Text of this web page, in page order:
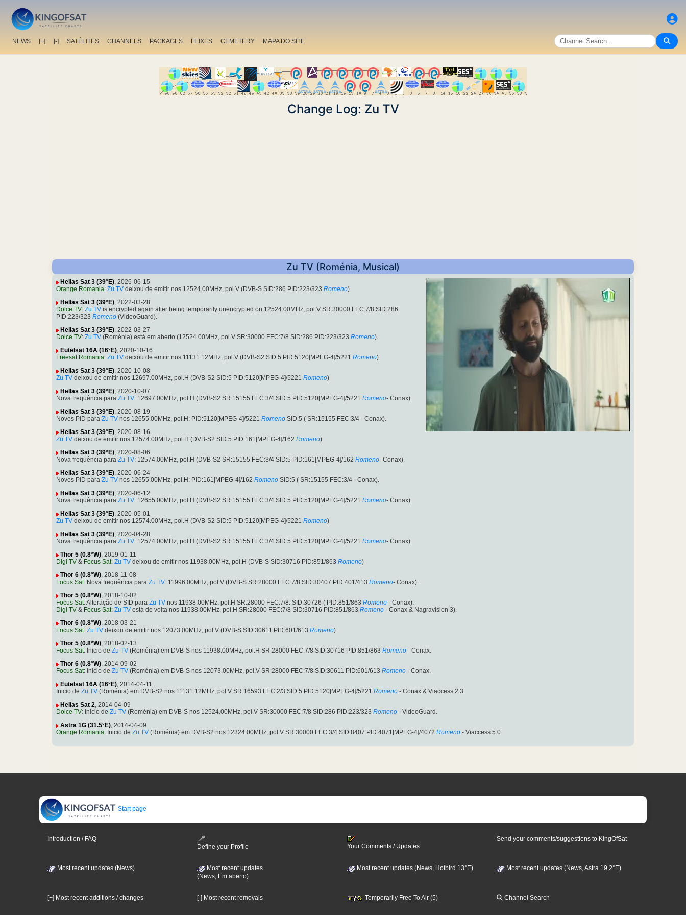
NEWS [+] [-] SATÉLITES CHANNELS PACKAGES FEIXES CEMETERY MAPA DO SITE
Change Log: Zu TV
Zu TV (Roménia, Musical)
Hellas Sat 3 (39°E), 2026-06-15
Orange Romania: Zu TV deixou de emitir nos 12524.00MHz, pol.V (DVB-S SID:286 PID:223/323 Romeno)
Hellas Sat 3 (39°E), 2022-03-28
Dolce TV: Zu TV is encrypted again after being temporarily unencrypted on 12524.00MHz, pol.V SR:30000 FEC:7/8 SID:286
PID:223/323 Romeno (VideoGuard).
Hellas Sat 3 (39°E), 2022-03-27
Dolce TV: Zu TV (Roménia) está em aberto (12524.00MHz, pol.V SR:30000 FEC:7/8 SID:286 PID:223/323 Romeno).
Eutelsat 16A (16°E), 2020-10-16
Freesat Romania: Zu TV deixou de emitir nos 11131.12MHz, pol.V (DVB-S2 SID:5 PID:5120[MPEG-4]/5221 Romeno)
Hellas Sat 3 (39°E), 2020-10-08
Zu TV deixou de emitir nos 12697.00MHz, pol.H (DVB-S2 SID:5 PID:5120[MPEG-4]/5221 Romeno)
Hellas Sat 3 (39°E), 2020-10-07
Nova frequência para Zu TV: 12697.00MHz, pol.H (DVB-S2 SR:15155 FEC:3/4 SID:5 PID:5120[MPEG-4]/5221 Romeno- Conax).
Hellas Sat 3 (39°E), 2020-08-19
Novos PID para Zu TV nos 12655.00MHz, pol.H: PID:5120[MPEG-4]/5221 Romeno SID:5 ( SR:15155 FEC:3/4 - Conax).
Hellas Sat 3 (39°E), 2020-08-16
Zu TV deixou de emitir nos 12574.00MHz, pol.H (DVB-S2 SID:5 PID:161[MPEG-4]/162 Romeno)
Hellas Sat 3 (39°E), 2020-08-06
Nova frequência para Zu TV: 12574.00MHz, pol.H (DVB-S2 SR:15155 FEC:3/4 SID:5 PID:161[MPEG-4]/162 Romeno- Conax).
Hellas Sat 3 (39°E), 2020-06-24
Novos PID para Zu TV nos 12655.00MHz, pol.H: PID:161[MPEG-4]/162 Romeno SID:5 ( SR:15155 FEC:3/4 - Conax).
Hellas Sat 3 (39°E), 2020-06-12
Nova frequência para Zu TV: 12655.00MHz, pol.H (DVB-S2 SR:15155 FEC:3/4 SID:5 PID:5120[MPEG-4]/5221 Romeno- Conax).
Hellas Sat 3 (39°E), 2020-05-01
Zu TV deixou de emitir nos 12574.00MHz, pol.H (DVB-S2 SID:5 PID:5120[MPEG-4]/5221 Romeno)
Hellas Sat 3 (39°E), 2020-04-28
Nova frequência para Zu TV: 12574.00MHz, pol.H (DVB-S2 SR:15155 FEC:3/4 SID:5 PID:5120[MPEG-4]/5221 Romeno- Conax).
Thor 5 (0.8°W), 2019-01-11
Digi TV & Focus Sat: Zu TV deixou de emitir nos 11938.00MHz, pol.H (DVB-S SID:30716 PID:851/863 Romeno)
Thor 6 (0.8°W), 2018-11-08
Focus Sat: Nova frequência para Zu TV: 11996.00MHz, pol.V (DVB-S SR:28000 FEC:7/8 SID:30407 PID:401/413 Romeno- Conax).
Thor 5 (0.8°W), 2018-10-02
Focus Sat: Alteração de SID para Zu TV nos 11938.00MHz, pol.H SR:28000 FEC:7/8: SID:30726 ( PID:851/863 Romeno - Conax).
Digi TV & Focus Sat: Zu TV está de volta nos 11938.00MHz, pol.H SR:28000 FEC:7/8 SID:30716 PID:851/863 Romeno - Conax & Nagravision 3).
Thor 6 (0.8°W), 2018-03-21
Focus Sat: Zu TV deixou de emitir nos 12073.00MHz, pol.V (DVB-S SID:30611 PID:601/613 Romeno)
Thor 5 (0.8°W), 2018-02-13
Focus Sat: Inicio de Zu TV (Roménia) em DVB-S nos 11938.00MHz, pol.H SR:28000 FEC:7/8 SID:30716 PID:851/863 Romeno - Conax.
Thor 6 (0.8°W), 2014-09-02
Focus Sat: Inicio de Zu TV (Roménia) em DVB-S nos 12073.00MHz, pol.V SR:28000 FEC:7/8 SID:30611 PID:601/613 Romeno - Conax.
Eutelsat 16A (16°E), 2014-04-11
Inicio de Zu TV (Roménia) em DVB-S2 nos 11131.12MHz, pol.V SR:16593 FEC:2/3 SID:5 PID:5120[MPEG-4]/5221 Romeno - Conax & Viaccess 2.3.
Hellas Sat 2, 2014-04-09
Dolce TV: Inicio de Zu TV (Roménia) em DVB-S nos 12524.00MHz, pol.V SR:30000 FEC:7/8 SID:286 PID:223/323 Romeno - VideoGuard.
Astra 1G (31.5°E), 2014-04-09
Orange Romania: Inicio de Zu TV (Roménia) em DVB-S2 nos 12324.00MHz, pol.V SR:30000 FEC:3/4 SID:8407 PID:4071[MPEG-4]/4072 Romeno - Viaccess 5.0.
Start page
Introduction / FAQ
Define your Profile
Your Comments / Updates
Send your comments/suggestions to KingOfSat
Most recent updates (News)
Most recent updates
(News, Em aberto)
Most recent updates (News, Hotbird 13°E) Most recent updates (News, Astra 19,2°E)
[+] Most recent additions / changes [-] Most recent removals Temporarily Free To Air (5) Channel Search